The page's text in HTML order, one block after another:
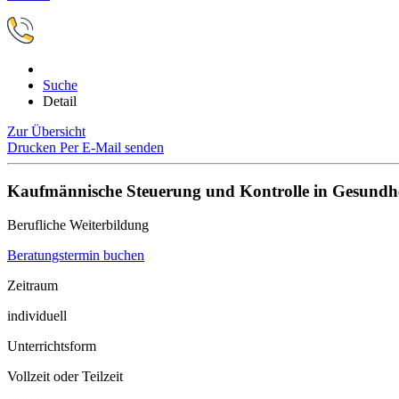
Suche
Detail
Zur Übersicht
Drucken Per E-Mail senden
Kaufmännische Steuerung und Kontrolle in
Berufliche Weiterbildung
Beratungstermin buchen
Zeitraum
individuell
Unterrichtsform
Vollzeit oder Teilzeit